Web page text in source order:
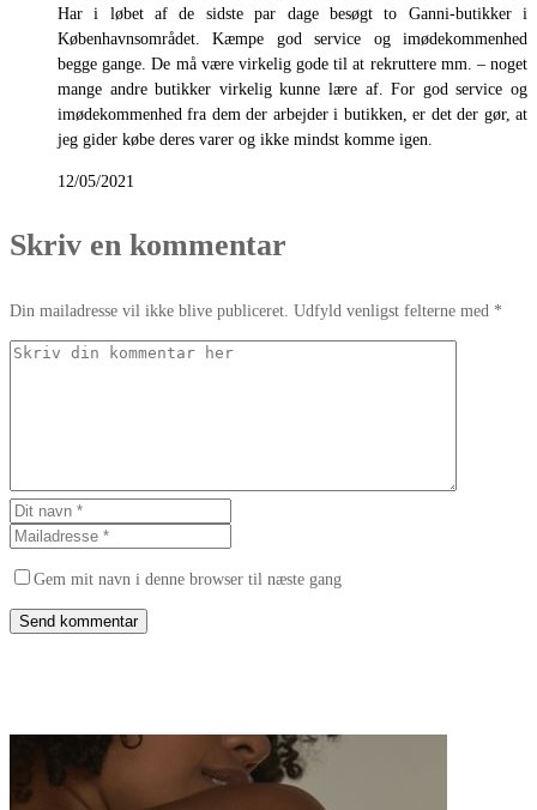
Har i løbet af de sidste par dage besøgt to Ganni-butikker i
Københavnsområdet. Kæmpe god service og imødekommenhed
begge gange. De må være virkelig gode til at rekruttere mm. – noget
mange andre butikker virkelig kunne lære af. For god service og
imødekommenhed fra dem der arbejder i butikken, er det der gør, at
jeg gider købe deres varer og ikke mindst komme igen.
12/05/2021
Skriv en kommentar
Din mailadresse vil ikke blive publiceret. Udfyld venligst felterne med *
Gem mit navn i denne browser til næste gang